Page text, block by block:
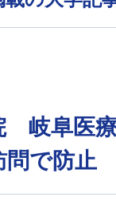
岐阜医
で防止